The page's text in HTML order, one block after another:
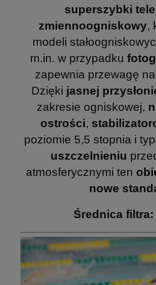
superszybki
zmiennoogniskowy,
modeli
m.in. w przypadku
zapewnia przewagę
Dzięki jasnej
zakresie ogniskowej,
ostrości,
poziomie 5,5 stopnia i
uszczelnieniu
atmosferycznymi ten
nowe
Średnica filtra: